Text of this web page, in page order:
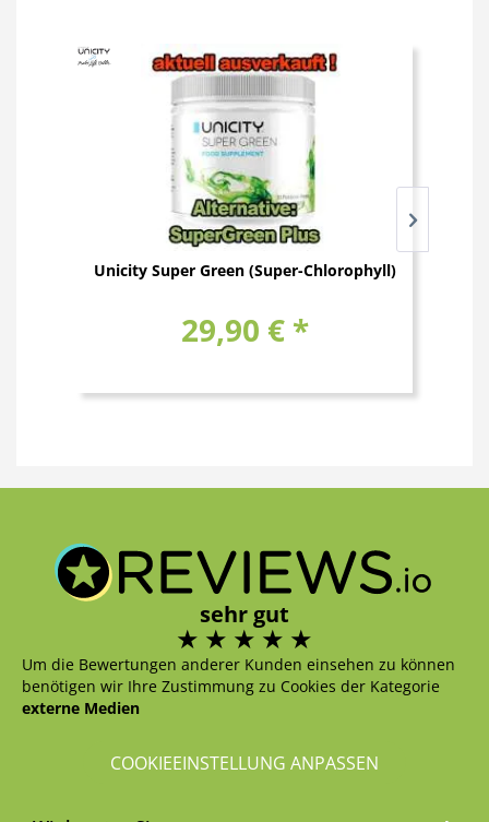
Unicity Super Green (Super-Chlorophyll)
29,90 € *
sehr gut
Um die Bewertungen anderer Kunden einsehen zu können
benötigen wir Ihre Zustimmung zu Cookies der Kategorie
externe Medien
COOKIEEINSTELLUNG ANPASSEN